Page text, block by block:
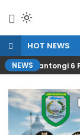
konten
HOT NEWS
NEWS
Kantongi 6